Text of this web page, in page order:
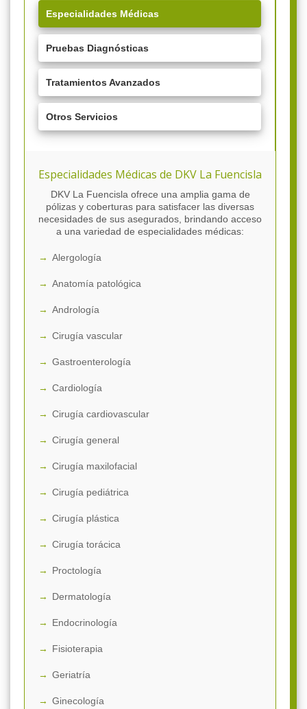
Especialidades Médicas
Pruebas Diagnósticas
Tratamientos Avanzados
Otros Servicios
Especialidades Médicas de DKV La Fuencisla
DKV La Fuencisla ofrece una amplia gama de
pólizas y coberturas para satisfacer las diversas
necesidades de sus asegurados, brindando acceso
a una variedad de especialidades médicas:
Alergología
Anatomía patológica
Andrología
Cirugía vascular
Gastroenterología
Cardiología
Cirugía cardiovascular
Cirugía general
Cirugía maxilofacial
Cirugía pediátrica
Cirugía plástica
Cirugía torácica
Proctología
Dermatología
Endocrinología
Fisioterapia
Geriatría
Ginecología